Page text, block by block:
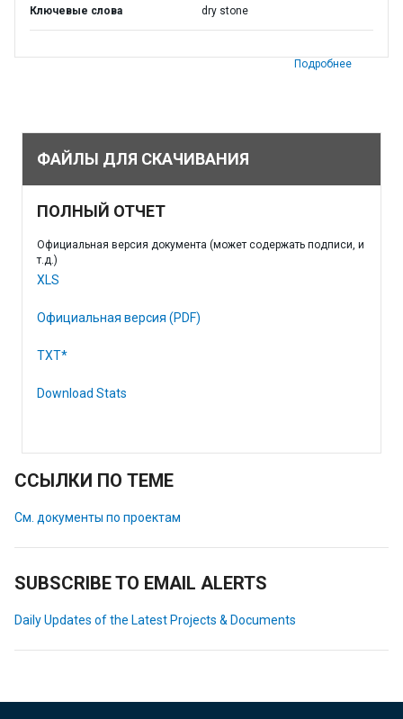
Ключевые слова dry stone
Подробнее
ФАЙЛЫ ДЛЯ СКАЧИВАНИЯ
ПОЛНЫЙ ОТЧЕТ
Официальная версия документа (может содержать подписи, и
т.д.)
XLS
Официальная версия (PDF)
TXT*
Download Stats
ССЫЛКИ ПО ТЕМЕ
См. документы по проектам
SUBSCRIBE TO EMAIL ALERTS
Daily Updates of the Latest Projects & Documents